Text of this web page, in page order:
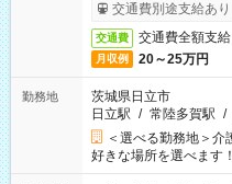
交通費別途支給あり
交通費 交通費全額支給
月収例 20～25万円
勤務地
茨城県日立市
日立駅 / 常陸多賀駅 /
＜選べる勤務地＞
好きな場所を選べます！